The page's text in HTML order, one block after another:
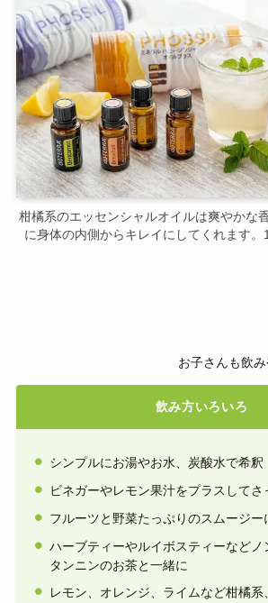
柑橘系のエッセンシャルオイルは爽やかな
に身体の内側からキレイにしてくれます。
お子さんも飲み
飲み方いろいろ
シンプルにお湯やお水、炭酸水で希釈
ビネガーやレモン果汁をプラスしてさ
フルーツと野菜たっぷりのスムージー
ハーブティーやルイボスティーなど
タンニンのお茶と一緒に
レモン、オレンジ、ライムなど柑橘系